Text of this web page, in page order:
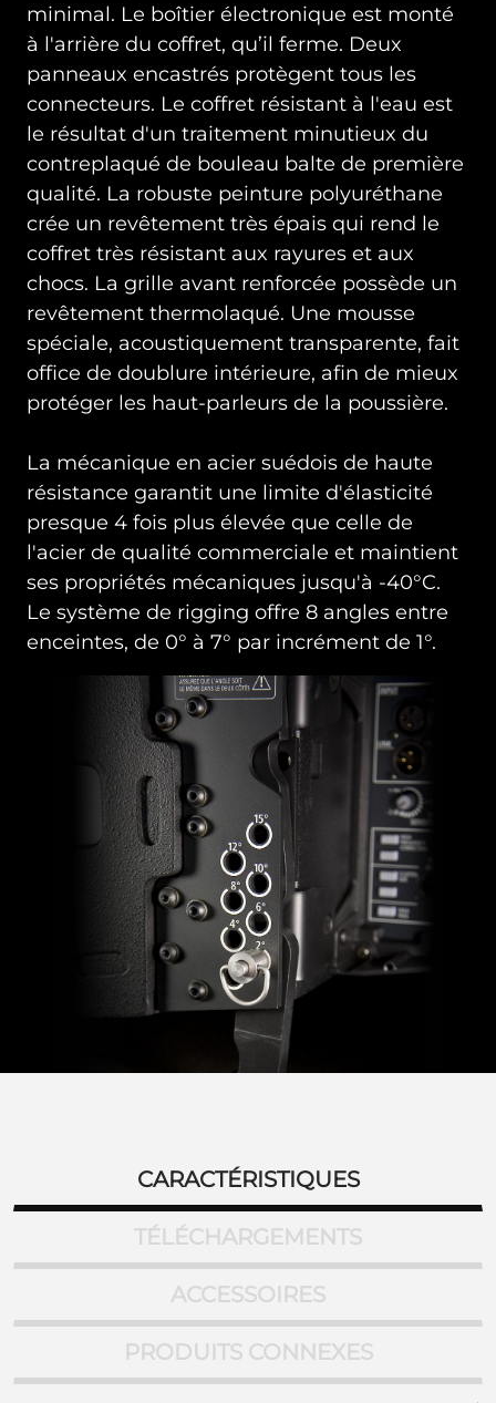
minimal. Le boîtier électronique est monté
à l'arrière du coffret, qu’il ferme. Deux
panneaux encastrés protègent tous les
connecteurs. Le coffret résistant à l'eau est
le résultat d'un traitement minutieux du
contreplaqué de bouleau balte de première
qualité. La robuste peinture polyuréthane
crée un revêtement très épais qui rend le
coffret très résistant aux rayures et aux
chocs. La grille avant renforcée possède un
revêtement thermolaqué. Une mousse
spéciale, acoustiquement transparente, fait
office de doublure intérieure, afin de mieux
protéger les haut-parleurs de la poussière.
La mécanique en acier suédois de haute
résistance garantit une limite d'élasticité
presque 4 fois plus élevée que celle de
l'acier de qualité commerciale et maintient
ses propriétés mécaniques jusqu'à -40°C.
Le système de rigging offre 8 angles entre
enceintes, de 0° à 7° par incrément de 1°.
CARACTÉRISTIQUES
TÉLÉCHARGEMENTS
ACCESSOIRES
PRODUITS CONNEXES